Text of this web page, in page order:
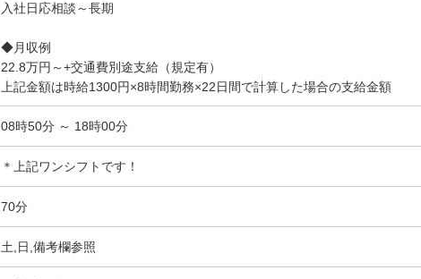
入社日応相談～長期
◆月収例
22.8万円～+交通費別途支給（規定有）
上記金額は時給1300円×8時間勤務×22日間で計算した場合の支給金額
08時50分 ～ 18時00分
＊上記ワンシフトです！
70分
土,日,備考欄参照